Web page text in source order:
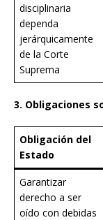
disciplinaria
dependa
jerárquicamente
de la Corte
Suprema
3. Obligaciones
Obligación del
Estado
Garantizar
derecho a ser
oído con debidas